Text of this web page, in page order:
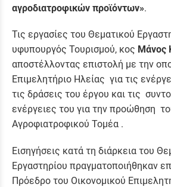
αγροδιατροφικών προϊόντων».
Τις εργασίες του Θεματικού
υφυπουργός Τουρισμού, κος Μάνος
αποστέλλοντας επιστολή με την
Επιμελητήριο Ηλείας για τις
τις δράσεις του έργου και τις
ενέργειες του για την προώθηση
Αγροφιατροφικού Τομέα .
Εισηγήσεις κατά τη διάρκεια του
Εργαστηρίου πραγματοποιήθηκαν
Πρόεδρο του Οικονομικού